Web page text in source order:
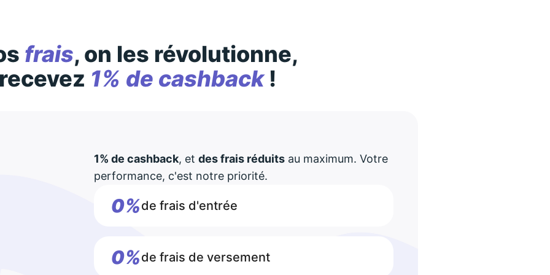
frais, on les révolutionne,
1% de cashback!
1% de cashback, et des frais réduitsau maximum. Votre
performance, c'est notre priorité.
0%de frais d'entrée
0%de frais de versement